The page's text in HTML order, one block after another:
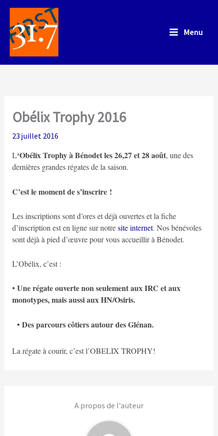
Aller
contenu
Menu
Obélix Trophy 2016
23 juillet 2016
L‘Obélix Trophy à Bénodet les 26,27 et 28 août, une des
dernières grandes régates de la saison.
C’est le moment de s’inscrire !
Les inscriptions sont d’ores et déjà ouvertes et la fiche
d’inscription est en ligne sur notresite internet. Nos bénévoles
sont déjà à pied d’œuvre pour vous accueillir à Bénodet.
L’Obélix, c’est :
•Une régate ouverte non seulement aux IRC et aux
monotypes, mais aussi aux HN/Osiris.
• Des parcours côtiers autour des Glénan.
La régate à courir, c’est l’OBELIX TROPHY!
A propos de l'auteur